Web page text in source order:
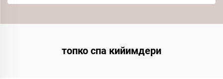
топко спа кийимдери